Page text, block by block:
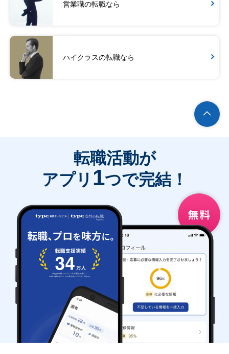
営業職の転職なら
ハイクラスの転職なら
転職活動が
アプリ 1つで完結！